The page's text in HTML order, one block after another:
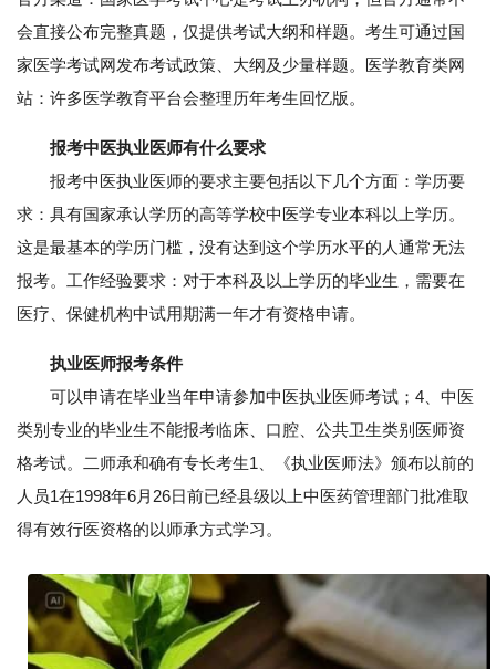
会直接公布完整真题，仅提供考试大纲和样题。考生可通过国
家医学考试网发布考试政策、大纲及少量样题。医学教育类网
站：许多医学教育平台会整理历年考生回忆版。
报考中医执业医师有什么要求
报考中医执业医师的要求主要包括以下几个方面：学历要
求：具有国家承认学历的高等学校中医学专业本科以上学历。
这是最基本的学历门槛，没有达到这个学历水平的人通常无法
报考。工作经验要求：对于本科及以上学历的毕业生，需要在
医疗、保健机构中试用期满一年才有资格申请。
执业医师报考条件
可以申请在毕业当年申请参加中医执业医师考试；4、中医
类别专业的毕业生不能报考临床、口腔、公共卫生类别医师资
格考试。二师承和确有专长考生1、《执业医师法》颁布以前的
人员1在1998年6月26日前已经县级以上中医药管理部门批准取
得有效行医资格的以师承方式学习。